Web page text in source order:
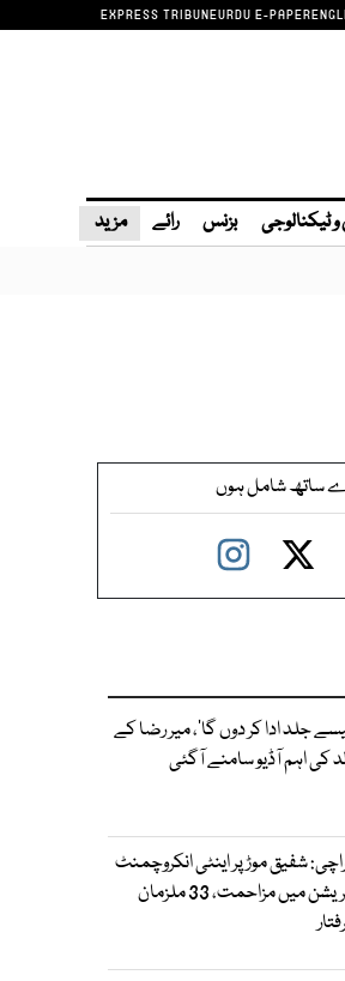
EXPRESS TRIBUNEURDU E-PAPER
ٹیکنالوجی بزنس رائے مزید
ساتھ شامل ہوں
جلد ادا کر دوں گا‘، میر رضا کے
کی اہم آڈیو سامنے آگئی
شفیق موڑ پر اینٹی انکروچمنٹ
آپریشن میں مزاحمت، 33 ملزمان